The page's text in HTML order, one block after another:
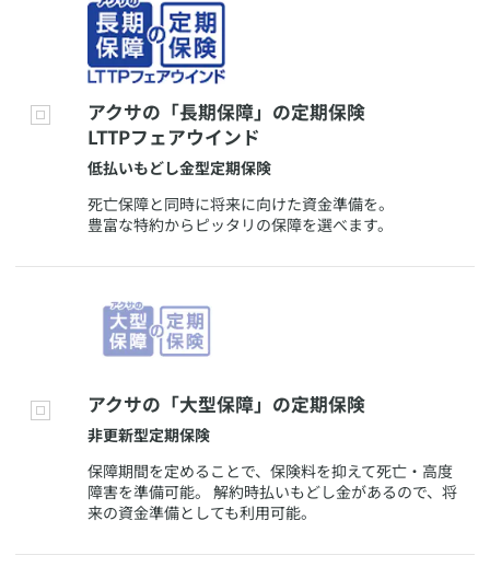
​アクサの「長期保障」の定期保険
LTTPフェアウインド
​低払いもどし金型定期保険
​死亡保障と同時に将来に向けた資金準備を。
豊富な特約からピッタリの保障を選べます。
​アクサの「大型保障」の定期保険
​非更新型定期保険
​保障期間を定めることで、保険料を抑えて死亡・高度
障害を準備可能。 解約時払いもどし金があるので、将
来の資金準備としても利用可能。